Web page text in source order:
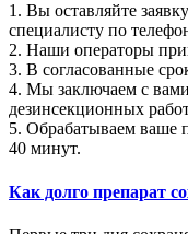
1. Вы оставляйте
специалисту по
2. Наши операторы
3. В согласованные
4. Мы заключаем с
дезинсекционных
5. Обрабатываем ваше
40 минут.
Как долго препарат